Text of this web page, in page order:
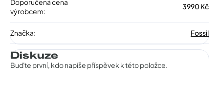
Doporučená cena
výrobcem:
3990 Kč
Značka: Fossil
Diskuze
Buďte první, kdo napíše příspěvek k této položce.